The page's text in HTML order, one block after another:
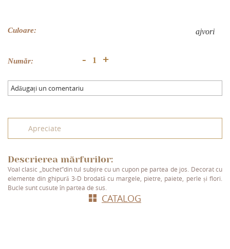
Culoare: аjvori
Număr: - +
Adăugați un comentariu
Apreciate
Descrierea mărfurilor:
Voal clasic „buchet”din tul subțire cu un cupon pe partea de jos. Decorat cu
elemente din ghipură 3-D brodată cu margele, pietre, paiete, perle și flori.
Bucle sunt cusute în partea de sus.
СATALOG